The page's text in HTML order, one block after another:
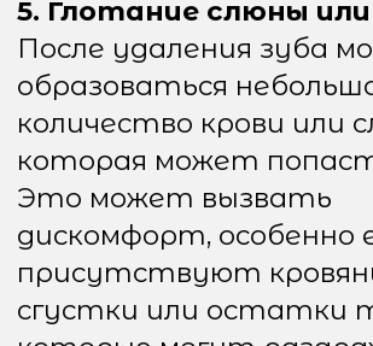
средства Врач может
порекомендовать
обезболивающие
средства, такие как
ибупрофен или
снизить боль и
воспаление. Главное —
следовать инструкции по
дозировке и не
превышать
рекомендуемую дозу.